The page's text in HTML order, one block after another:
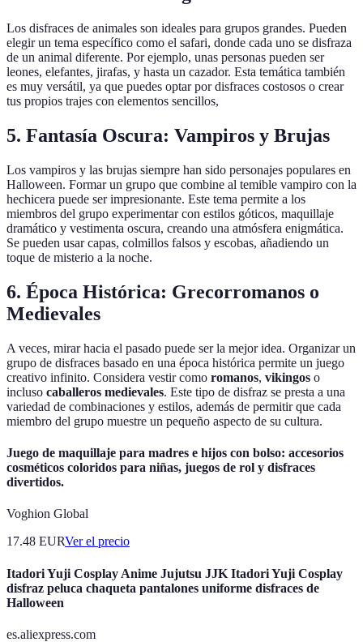
Los disfraces de animales son ideales para grupos grandes. Pueden
elegir un tema específico como el safari, donde cada uno se disfraza
de un animal diferente. Por ejemplo, unas personas pueden ser
leones, elefantes, jirafas, y hasta un cazador. Esta temática también
es muy versátil, ya que puedes optar por disfraces costosos o crear
tus propios trajes con elementos sencillos,
5. Fantasía Oscura: Vampiros y Brujas
Los vampiros y las brujas siempre han sido personajes populares en
Halloween. Formar un grupo que combine al temible vampiro con la
hechicera puede ser impresionante. Este tema permite a los
miembros del grupo experimentar con estilos góticos, maquillaje
dramático y vestimenta oscura, creando una atmósfera enigmática.
Se pueden usar capas, colmillos falsos y escobas, añadiendo un
toque de misterio a la noche.
6. Época Histórica: Grecorromanos o
Medievales
A veces, mirar hacia el pasado puede ser la mejor idea. Organizar un
grupo de disfraces basado en una época histórica permite un juego
creativo infinito. Considera vestir como romanos, vikingos o
incluso caballeros medievales. Este tipo de disfraz se presta a una
variedad de combinaciones y estilos, además de permitir que cada
miembro del grupo muestre un pequeño aspecto de su cultura.
Juego de maquillaje para madres e hijos con bolso: accesorios
cosméticos coloridos para niñas, juegos de rol y disfraces
divertidos.
Voghion Global
17.48 EURVer el precio
Itadori Yuji Cosplay Anime Jujutsu JJK Itadori Yuji Cosplay
disfraz peluca chaqueta pantalones uniforme disfraces de
Halloween
es.aliexpress.com